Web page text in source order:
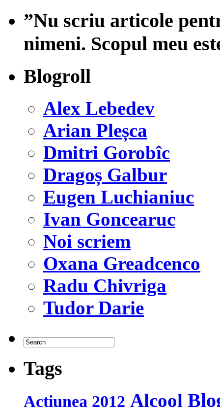
”Nu scriu articole
nimeni. Scopul meu
Blogroll
Alex Lebedev
Arian Pleșca
Dmitri Gorobîc
Dragoș Galbur
Eugen Luchianiuc
Ivan Goncearuc
Noi scriem
Oxana Greadcenco
Radu Chivriga
Tudor Darie
Tags
Acțiunea 2012 Alcool